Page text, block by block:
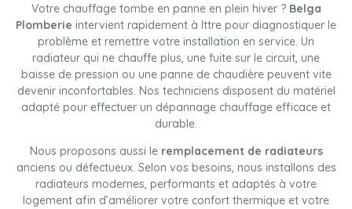
Votre chauffage tombe en panne en plein hiver ? Belga
Plomberie intervient rapidement à Ittre pour diagnostiquer le
problème et remettre votre installation en service. Un
radiateur qui ne chauffe plus, une fuite sur le circuit, une
baisse de pression ou une panne de chaudière peuvent vite
devenir inconfortables. Nos techniciens disposent du matériel
adapté pour effectuer un dépannage chauffage efficace et
durable.
Nous proposons aussi le remplacement de radiateurs
anciens ou défectueux. Selon vos besoins, nous installons des
radiateurs modernes, performants et adaptés à votre
logement afin d’améliorer votre confort thermique et votre